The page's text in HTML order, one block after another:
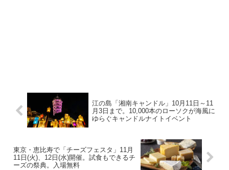
江の島「湘南キャンドル」10月11日～11
月3日まで。10,000本のローソクが海風に
ゆらぐキャンドルナイトイベント
東京・恵比寿で「チーズフェスタ」11月
11日(火)、12日(水)開催。試食もできるチ
ーズの祭典。入場無料